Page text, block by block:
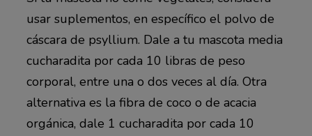
usar suplementos, en específico el polvo de
cáscara de psyllium. Dale a tu mascota media
cucharadita por cada 10 libras de peso
corporal, entre una o dos veces al día. Otra
alternativa es la fibra de coco o de acacia
orgánica, dale 1 cucharadita por cada 10